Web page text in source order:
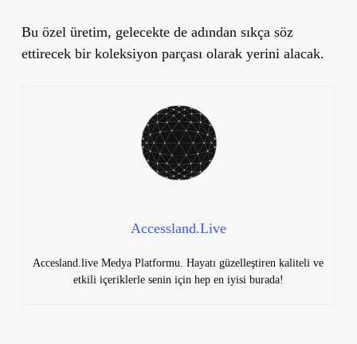
Bu özel üretim, gelecekte de adından sıkça söz
ettirecek bir koleksiyon parçası olarak yerini alacak.
Accessland.Live
Accesland.live Medya Platformu. Hayatı güzelleştiren kaliteli ve
etkili içeriklerle senin için hep en iyisi burada!